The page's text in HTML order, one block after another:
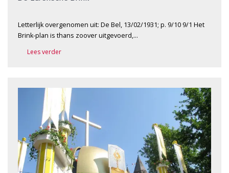
Letterlijk overgenomen uit: De Bel, 13/02/1931; p. 9/10 9/1 Het
Brink-plan is thans zoover uitgevoerd,…
Lees verder